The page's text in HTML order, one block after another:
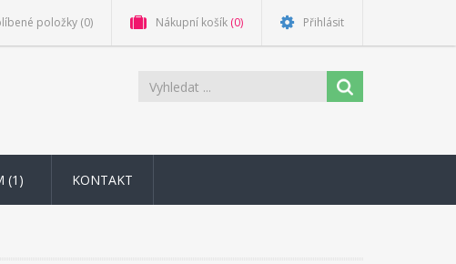
položky (0) Nákupní košík (0) Přihlásit
(1) KONTAKT